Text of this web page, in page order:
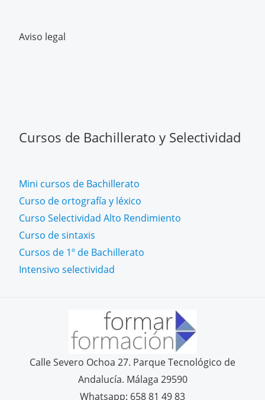
Aviso legal
Cursos de Bachillerato y Selectividad
Mini cursos de Bachillerato
Curso de ortografía y léxico
Curso Selectividad Alto Rendimiento
Curso de sintaxis
Cursos de 1º de Bachillerato
Intensivo selectividad
Calle Severo Ochoa 27. Parque Tecnológico de
Andalucía. Málaga 29590
Whatsapp: 658 81 49 83